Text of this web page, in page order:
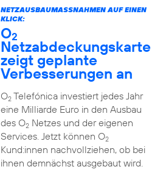
NETZAUSBAUMASSNAHMEN AUF EINEN K
LICK:
O2
Netzabdeckungskarte
zeigt geplante
Verbesserungen an
O2Telefónica investiert jedes Jahr
eine Milliarde Euro in den Ausbau
des O2Netzes und der eigenen
Services. Jetzt können O2
Kund:innen nachvollziehen, ob bei
ihnen demnächst ausgebaut wird.